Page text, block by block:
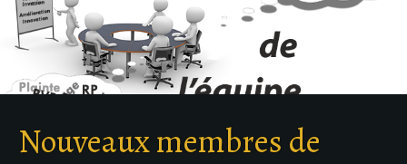
Nouveaux membres de